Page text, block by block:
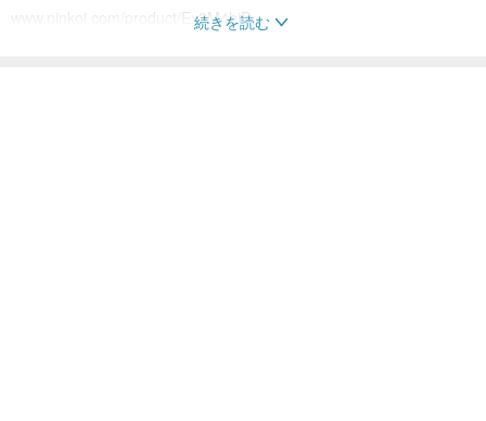
www.pinkoi.com/product/Ex3M4hiD
続きを読む